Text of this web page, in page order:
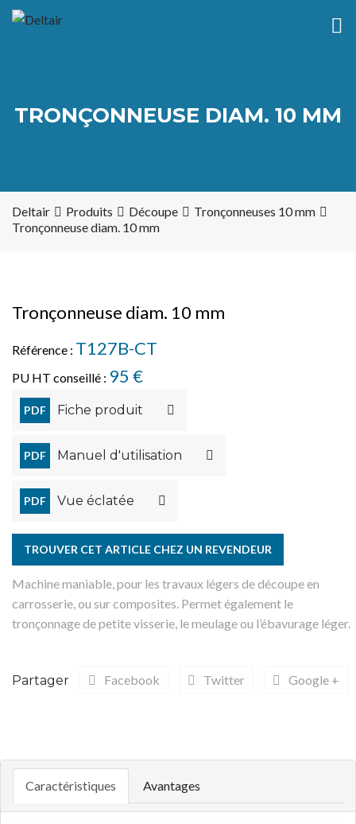
TRONÇONNEUSE DIAM. 10 MM
Deltair Produits Découpe
Tronçonneuses 10 mm
Tronçonneuse diam. 10 mm
Tronçonneuse diam. 10 mm
Référence : T127B-CT
PU HT conseillé : 95 €
PDF Fiche produit
PDF Manuel d'utilisation
PDF Vue éclatée
TROUVER CET ARTICLE CHEZ UN REVENDEUR
Machine maniable, pour les travaux légers de découpe en
carrosserie, ou sur composites. Permet également le
tronçonnage de petite visserie, le meulage ou l’ébavurage léger.
Partager Facebook Twitter Google +
Caractéristiques Avantages